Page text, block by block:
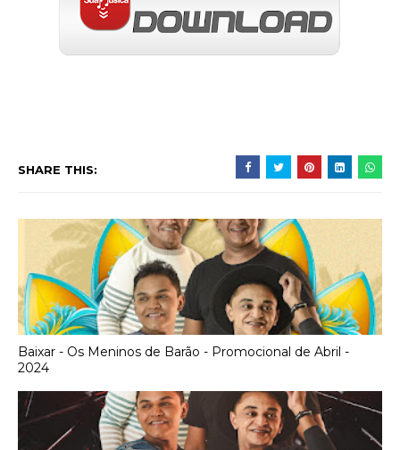
SHARE THIS:
Baixar - Os Meninos de Barão - Promocional de Abril -
2024